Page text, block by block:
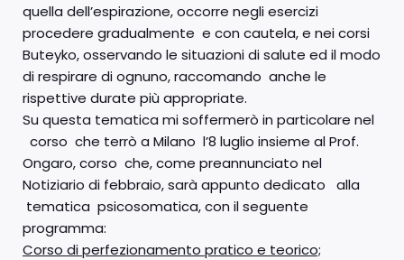
quella dell’espirazione, occorre negli esercizi
procedere gradualmente e con cautela, e nei corsi
Buteyko, osservando le situazioni di salute ed il modo
di respirare di ognuno, raccomando anche le
rispettive durate più appropriate.
Su questa tematica mi soffermerò in particolare nel
corso che terrò a Milano l’8 luglio insieme al Prof.
Ongaro, corso che, come preannunciato nel
Notiziario di febbraio, sarà appunto dedicato alla
tematica psicosomatica, con il seguente
programma:
Corso di perfezionamento pratico e teorico;